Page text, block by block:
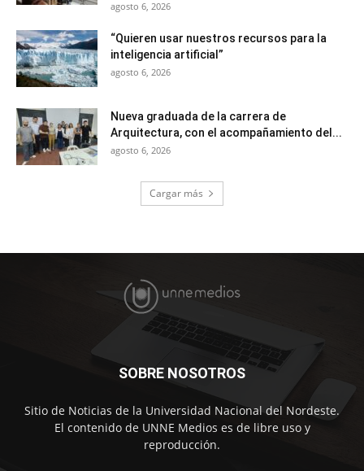
agosto 6, 2026
“Quieren usar nuestros recursos para la
inteligencia artificial”
agosto 6, 2026
Nueva graduada de la carrera de
Arquitectura, con el acompañamiento del...
agosto 6, 2026
Cargar más
SOBRE NOSOTROS
Sitio de Noticias de la Universidad Nacional del Nordeste.
El contenido de UNNE Medios es de libre uso y
reproducción.